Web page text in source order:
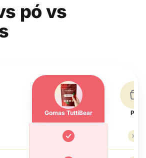
pó vs
cápsulas
Gomas TuttiBear Pó
Sim